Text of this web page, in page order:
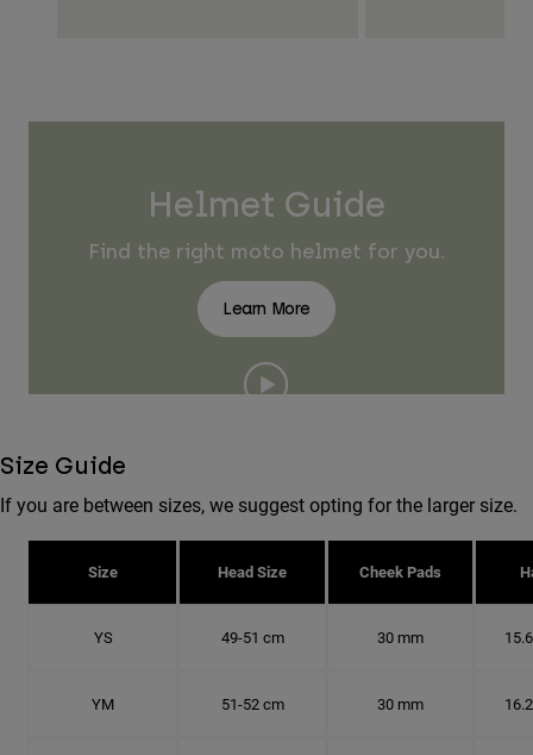
Helmet Guide
Find the right moto helmet for you.
Learn More
Size Guide
If you are between sizes, we suggest opting for the larger size.
Size Head Size Cheek Pads
YS 49-51 cm 30 mm
YM 51-52 cm 30 mm